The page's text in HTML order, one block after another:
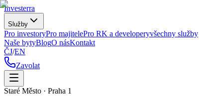
Investerra
Služby
Pro investoryPro majitelePro RK a developeryvšechny služby
Naše bytyBlogO násKontakt
ČJ/EN
Zavolat
Staré Město · Praha 1